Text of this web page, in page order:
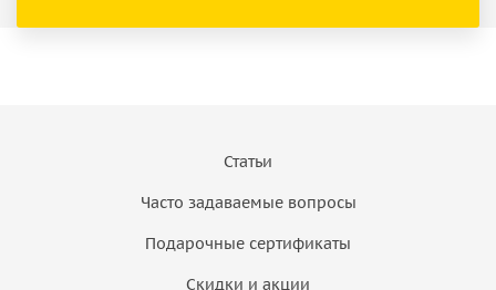
Статьи
Часто задаваемые вопросы
Подарочные сертификаты
Скидки и акции